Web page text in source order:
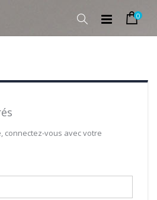
Rechercher Cart
0
connectez-vous avec votre